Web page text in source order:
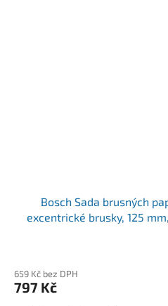
Bosch Sada brusných
excentrické brusky, 125
659 Kč bez DPH
797 Kč